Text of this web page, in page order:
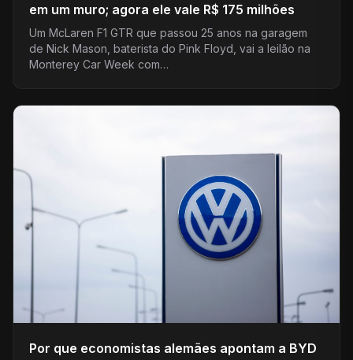
em um muro; agora ele vale R$ 175 milhões
Um McLaren F1 GTR que passou 25 anos na garagem
de Nick Mason, baterista do Pink Floyd, vai a leilão na
Monterey Car Week com…
Por que economistas alemães apontam a BYD